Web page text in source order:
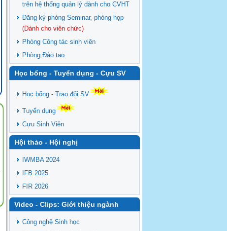
trên hệ thống quản lý dành cho CVHT
Đăng ký phòng Seminar, phòng họp
(Dành cho viên chức)
Phòng Công tác sinh viên
Phòng Đào tạo
Học bổng - Tuyển dụng - Cựu SV
Học bổng - Trao đổi SV
Tuyển dụng
Cựu Sinh Viên
Hội thảo - Hội nghị
IWMBA 2024
IFB 2025
FIR 2026
Video - Clips: Giới thiệu ngành
Công nghệ Sinh học